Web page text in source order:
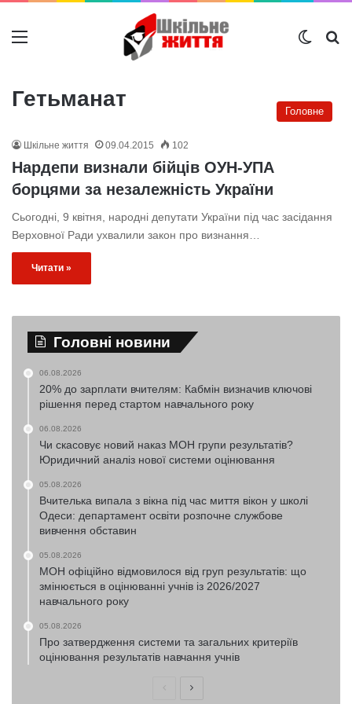
Меню
Гетьманат
Головне
Шкільне життя 09.04.2015 102
Нардепи визнали бійців ОУН-УПА
борцями за незалежність України
Сьогодні, 9 квітня, народні депутати України під час засідання
Верховної Ради ухвалили закон про визнання…
Читати »
Головні новини
06.08.2026
20% до зарплати вчителям: Кабмін визначив ключові
рішення перед стартом навчального року
06.08.2026
Чи скасовує новий наказ МОН групи результатів?
Юридичний аналіз нової системи оцінювання
05.08.2026
Вчителька випала з вікна під час миття вікон у школі
Одеси: департамент освіти розпочне службове
вивчення обставин
05.08.2026
МОН офіційно відмовилося від груп результатів: що
змінюється в оцінюванні учнів із 2026/2027
навчального року
05.08.2026
Про затвердження системи та загальних критеріїв
оцінювання результатів навчання учнів
ПопередняНаступна